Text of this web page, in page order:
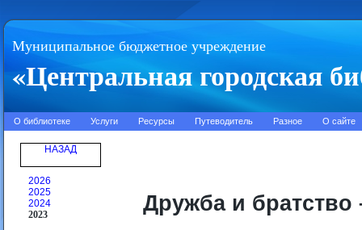
Муниципальное бюджетное учреждение
«Центральная городская
О библиотеке Услуги Ресурсы Путеводитель Разное О сайте
НАЗАД
2026
2025
2024
2023
Дружба и братство